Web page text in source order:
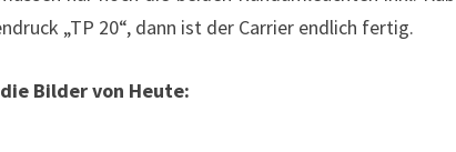
„TP 20“, dann ist der Carrier endlich fertig.
Bilder von Heute: